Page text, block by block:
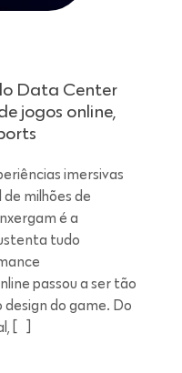
Data Center
jogos online,
imersivas
milhões de
é a
tudo
passou a ser tão
do game. Do
[…]